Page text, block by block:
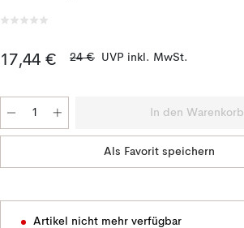
17,44 € 24 € UVP inkl. MwSt.
In den Warenkorb
Als Favorit speichern
Artikel nicht mehr verfügbar